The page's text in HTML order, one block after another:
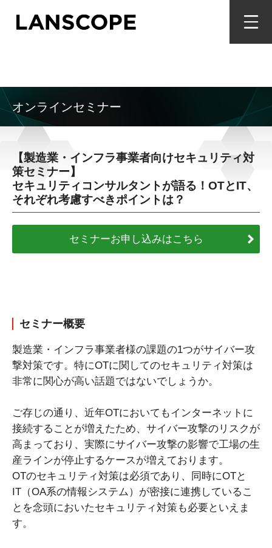
オンラインセミナー
【製造業・インフラ事業者向けセキュリティ対
策セミナー】
セキュリティコンサルタントが語る！OTとIT、
それぞれ考慮すべきポイントは？
セミナーお申し込みはこちら
セミナー概要
製造業・インフラ事業者様の課題の1つがサイバー攻
撃対策です。特にOTに関してのセキュリティ対策は
非常に関心が高い話題ではないでしょうか。
ご存じの通り、近年OTにおいてもインターネットに
接続することが増えたため、サイバー攻撃のリスクが
高まっており、実際にサイバー攻撃の影響で工場の生
産ラインが停止するケースが増えております。
OTのセキュリティ対策は必須であり、同時にOTと
IT（OA系の情報システム）が密接に連携しているこ
とを念頭においたセキュリティ対策も必要といえま
す。